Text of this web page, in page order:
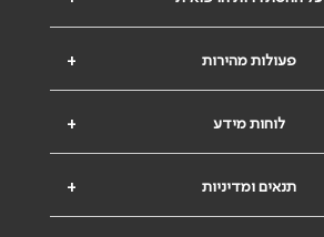
+ פעולות מהירות
+ לוחות מידע
+ תנאים ומדיניות